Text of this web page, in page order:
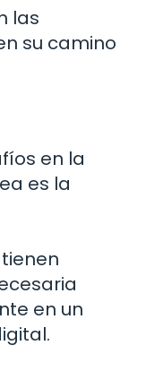
las
su camino
en la
es la
en un